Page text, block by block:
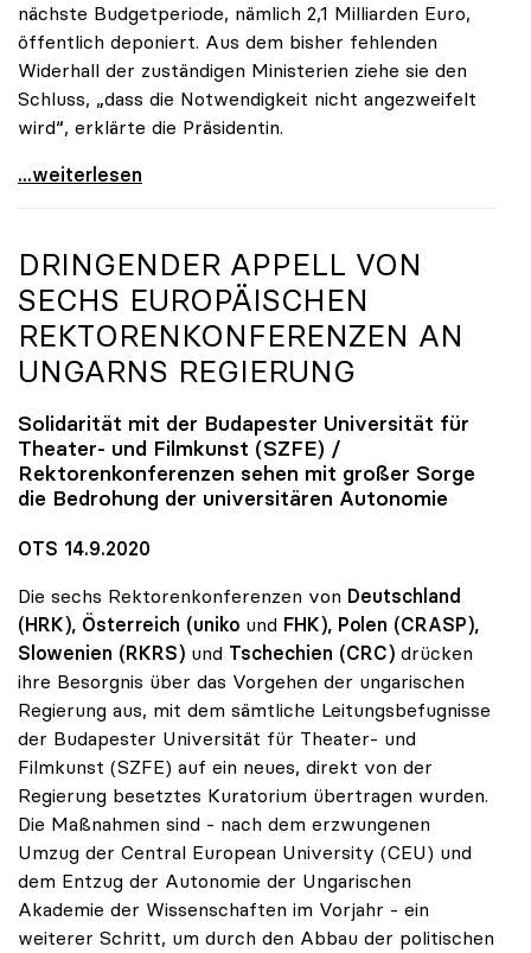
nächste Budgetperiode, nämlich 2,1 Milliarden Euro,
öffentlich deponiert. Aus dem bisher fehlenden
Widerhall der zuständigen Ministerien ziehe sie den
Schluss, „dass die Notwendigkeit nicht angezweifelt
wird“, erklärte die Präsidentin.
Seidler zu finanziellem Mehrbedarf: „Bisher keine
...weiterlesen
DRINGENDER APPELL VON
SECHS EUROPÄISCHEN
REKTORENKONFERENZEN AN
UNGARNS REGIERUNG
Solidarität mit der Budapester Universität für
Theater- und Filmkunst (SZFE) /
Rektorenkonferenzen sehen mit großer Sorge
die Bedrohung der universitären Autonomie
OTS 14.9.2020
Die sechs Rektorenkonferenzen von Deutschland
(HRK), Österreich (uniko und FHK), Polen (CRASP),
Slowenien (RKRS) und Tschechien (CRC) drücken
ihre Besorgnis über das Vorgehen der ungarischen
Regierung aus, mit dem sämtliche Leitungsbefugnisse
der Budapester Universität für Theater- und
Filmkunst (SZFE) auf ein neues, direkt von der
Regierung besetztes Kuratorium übertragen wurden.
Die Maßnahmen sind - nach dem erzwungenen
Umzug der Central European University (CEU) und
dem Entzug der Autonomie der Ungarischen
Akademie der Wissenschaften im Vorjahr - ein
weiterer Schritt, um durch den Abbau der politischen